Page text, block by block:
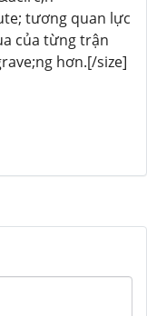
tương quan lực
của từng trận
hơn.[/size]